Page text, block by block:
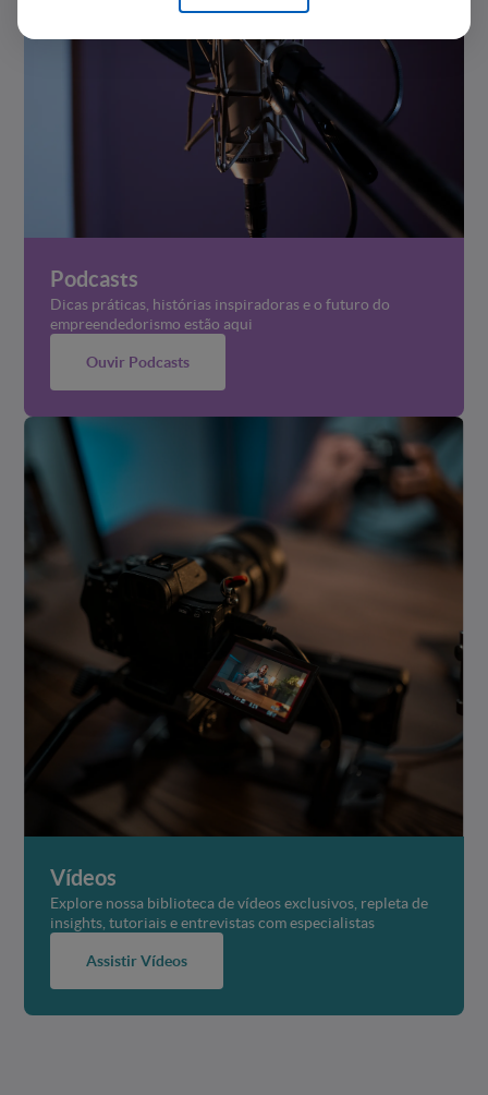
Podcasts
Dicas práticas, histórias inspiradoras e o futuro do
empreendedorismo estão aqui
Ouvir Podcasts
Vídeos
Explore nossa biblioteca de vídeos exclusivos, repleta de
insights, tutoriais e entrevistas com especialistas
Assistir Vídeos